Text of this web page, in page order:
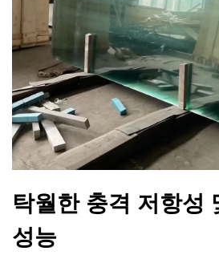
탁월한 충격 저항성
성능